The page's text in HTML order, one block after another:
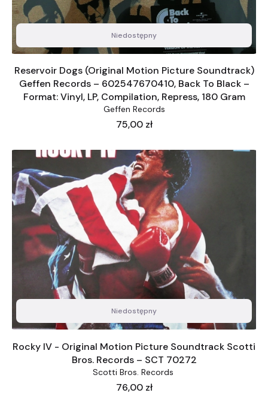
Niedostępny
Reservoir Dogs (Original Motion Picture Soundtrack)
Geffen Records ‎– 602547670410, Back To Black –
Format: Vinyl, LP, Compilation, Repress, 180 Gram
Geffen Records
Cena
75,00 zł
Niedostępny
Rocky IV - Original Motion Picture Soundtrack Scotti
Bros. Records – SCT 70272
Scotti Bros. Records ‎
Cena
76,00 zł